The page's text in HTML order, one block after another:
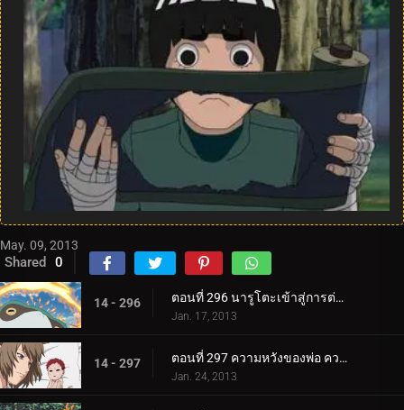
May. 09, 2013
Shared 0
14 - 296 ตอนที่ 296 นารูโตะเข้าสู่การต่อสู้!
Jan. 17, 2013
14 - 297 ตอนที่ 297 ความหวังของพ่อ ความรักของแม่
Jan. 24, 2013